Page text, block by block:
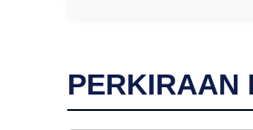
PERKIRAAN